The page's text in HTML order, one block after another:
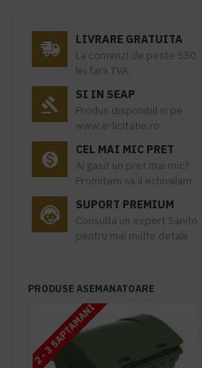
LIVRARE GRATUITA
La comenzi de peste 550
lei fara TVA.
SI IN SEAP
Produs disponibil si pe
www.e-licitatie.ro
CEL MAI MIC PRET
Ai gasit un pret mai mic?
Promitem sa il echivalam.
SUPORT PREMIUM
Consulta un expert Sanito
pentru mai multe detalii
PRODUSE ASEMANATOARE
2 - 3 SAPTAMANI